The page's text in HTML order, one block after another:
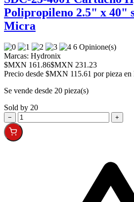
Polipropileno 2.5" x 40"
Micra
6 Opinione(s)
Marcas: Hydronix
$MXN 161.86$MXN 231.23
Precio desde $MXN 115.61 por pieza en
Se vende desde 20 pieza(s)
Sold by 20
− +